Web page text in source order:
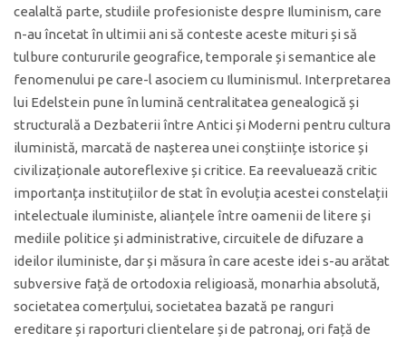
cealaltă parte, studiile profesioniste despre Iluminism, care
n-au încetat în ultimii ani să conteste aceste mituri și să
tulbure contururile geografice, temporale și semantice ale
fenomenului pe care-l asociem cu Iluminismul. Interpretarea
lui Edelstein pune în lumină centralitatea genealogică și
structurală a Dezbaterii între Antici și Moderni pentru cultura
iluministă, marcată de nașterea unei conștiințe istorice și
civilizaționale autoreflexive și critice. Ea reevaluează critic
importanța instituțiilor de stat în evoluția acestei constelații
intelectuale iluministe, alianțele între oamenii de litere și
mediile politice și administrative, circuitele de difuzare a
ideilor iluministe, dar și măsura în care aceste idei s-au arătat
subversive față de ortodoxia religioasă, monarhia absolută,
societatea comerțului, societatea bazată pe ranguri
ereditare și raporturi clientelare și de patronaj, ori față de